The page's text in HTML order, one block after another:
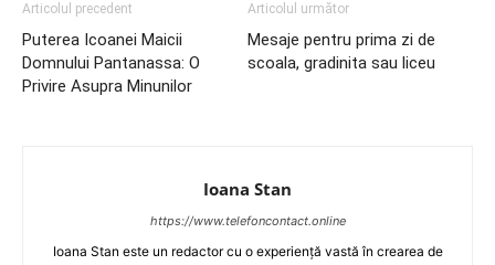
Articolul precedent
Puterea Icoanei Maicii
Domnului Pantanassa: O
Privire Asupra Minunilor
Articolul următor
Mesaje pentru prima zi de
scoala, gradinita sau liceu
Ioana Stan
https://www.telefoncontact.online
Ioana Stan este un redactor cu o experiență vastă în crearea de